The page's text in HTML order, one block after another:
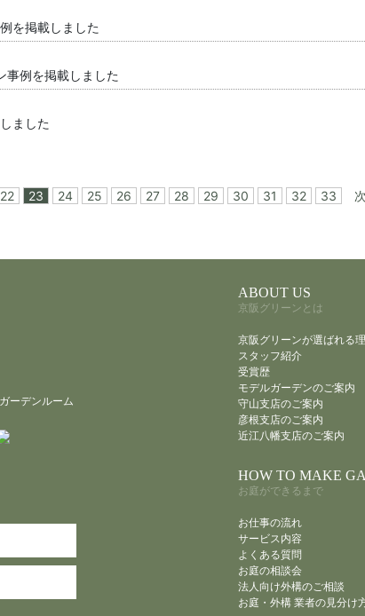
を掲載しました
事例を掲載しました
ました
22 23 24 25 26 27 28 29 30 31 32 33
ガーデンルーム
ABOUT US
京阪グリーンとは
京阪グリーンが選ばれる
スタッフ紹介
受賞歴
モデルガーデンのご案内
守山支店のご案内
彦根支店のご案内
近江八幡支店のご案内
HOW TO MAKE
お庭ができるまで
お仕事の流れ
サービス内容
よくある質問
お庭の相談会
法人向け外構のご相談
お庭・外構 業者の見分け